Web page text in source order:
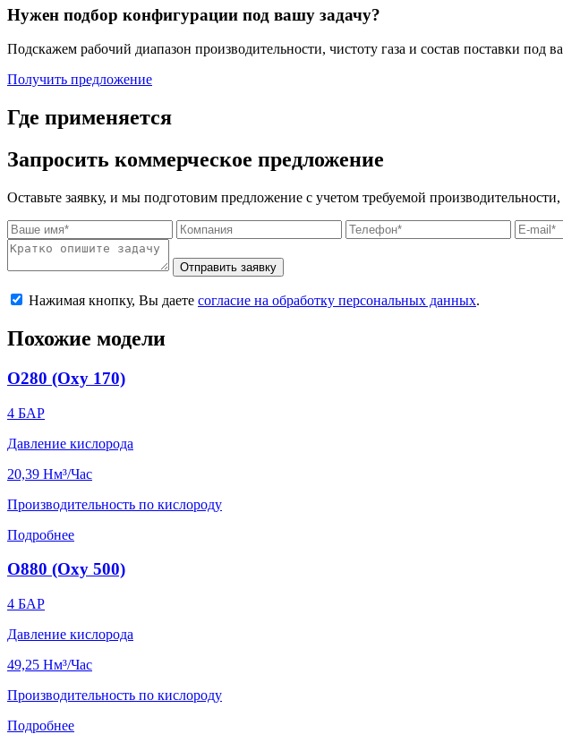
Нужен подбор конфигурации под вашу задачу?
Подскажем рабочий диапазон производительности, чистоту газа и состав поставки под
Получить предложение
Где применяется
Запросить коммерческое предложение
Оставьте заявку, и мы подготовим предложение с учетом требуемой
Отправить заявку
Нажимая кнопку, Вы даете согласие на обработку персональных данных.
Похожие модели
O280 (Oxy 170)
4 БАР
Давление кислорода
20,39 Нм³/Час
Производительность по кислороду
Подробнее
O880 (Oxy 500)
4 БАР
Давление кислорода
49,25 Нм³/Час
Производительность по кислороду
Подробнее